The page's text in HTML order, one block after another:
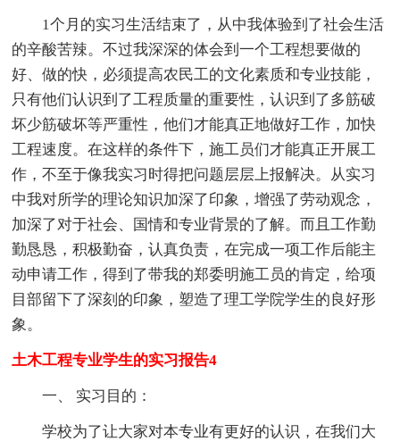
1个月的实习生活结束了，从中我体验到了社会生活
的辛酸苦辣。不过我深深的体会到一个工程想要做的
好、做的快，必须提高农民工的文化素质和专业技能，
只有他们认识到了工程质量的重要性，认识到了多筋破
坏少筋破坏等严重性，他们才能真正地做好工作，加快
工程速度。在这样的条件下，施工员们才能真正开展工
作，不至于像我实习时得把问题层层上报解决。从实习
中我对所学的理论知识加深了印象，增强了劳动观念，
加深了对于社会、国情和专业背景的了解。而且工作勤
勤恳恳，积极勤奋，认真负责，在完成一项工作后能主
动申请工作，得到了带我的郑委明施工员的肯定，给项
目部留下了深刻的印象，塑造了理工学院学生的良好形
象。
土木工程专业学生的实习报告4
一、 实习目的：
学校为了让大家对本专业有更好的认识，在我们大